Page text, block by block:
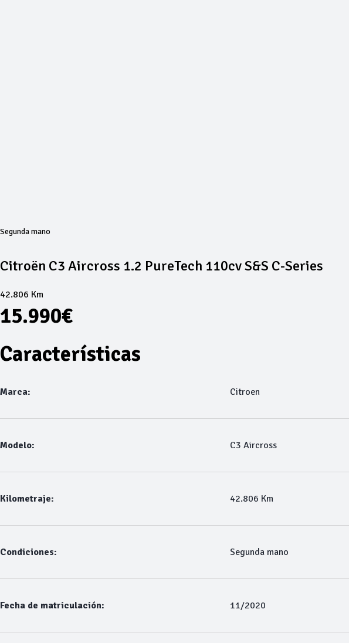
Segunda mano
Citroën C3 Aircross 1.2 PureTech 110cv S&S C-Series
42.806 Km
15.990€
Características
Marca: Citroen
Modelo: C3 Aircross
Kilometraje: 42.806 Km
Condiciones: Segunda mano
Fecha de matriculación: 11/2020